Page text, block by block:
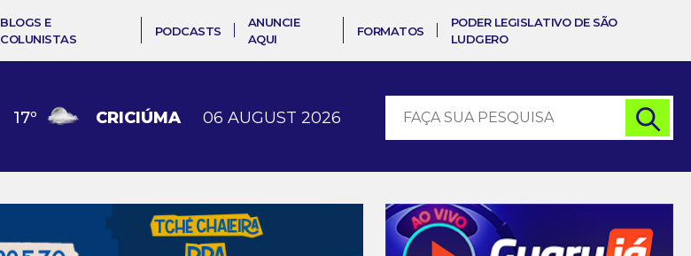
BLOGS E
COLUNISTAS
PODCASTS
ANUNCIE
AQUI
FORMATOS
PODER LEGISLATIVO DE SÃO
LUDGERO
17º CRICIÚMA 06 AUGUST 2026